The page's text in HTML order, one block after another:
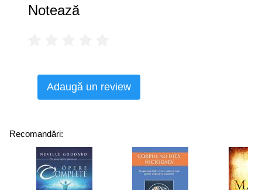
Notează
Adaugă un review
Recomandări: